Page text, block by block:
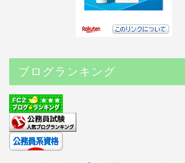
ブログランキング